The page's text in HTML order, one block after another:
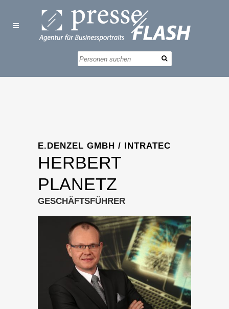
E.DENZEL GMBH / INTRATEC
HERBERT
PLANETZ
GESCHÄFTSFÜHRER